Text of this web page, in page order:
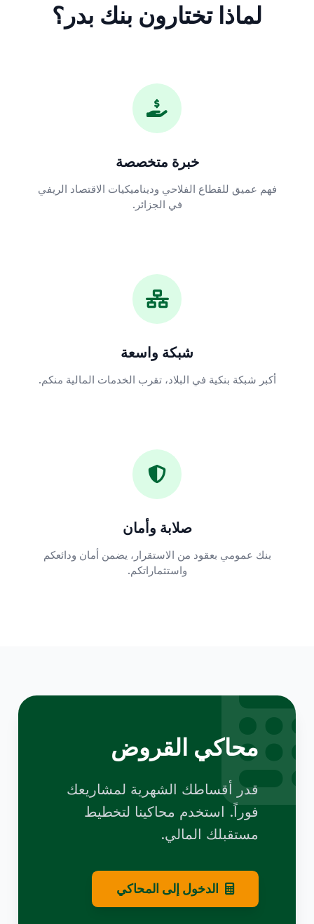
لماذا تختارون بنك بدر؟
خبرة متخصصة
فهم عميق للقطاع الفلاحي وديناميكيات الاقتصاد الريفي
في الجزائر.
شبكة واسعة
أكبر شبكة بنكية في البلاد، تقرب الخدمات المالية منكم.
صلابة وأمان
بنك عمومي بعقود من الاستقرار، يضمن أمان ودائعكم
واستثماراتكم.
محاكي القروض
قدر أقساطك الشهرية لمشاريعك
فوراً. استخدم محاكينا لتخطيط
مستقبلك المالي.
الدخول إلى المحاكي